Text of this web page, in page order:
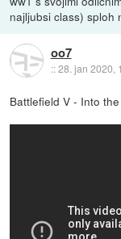
najljubsi class) sploh
oo7
::28. jan 2020,
Battlefield V - Into